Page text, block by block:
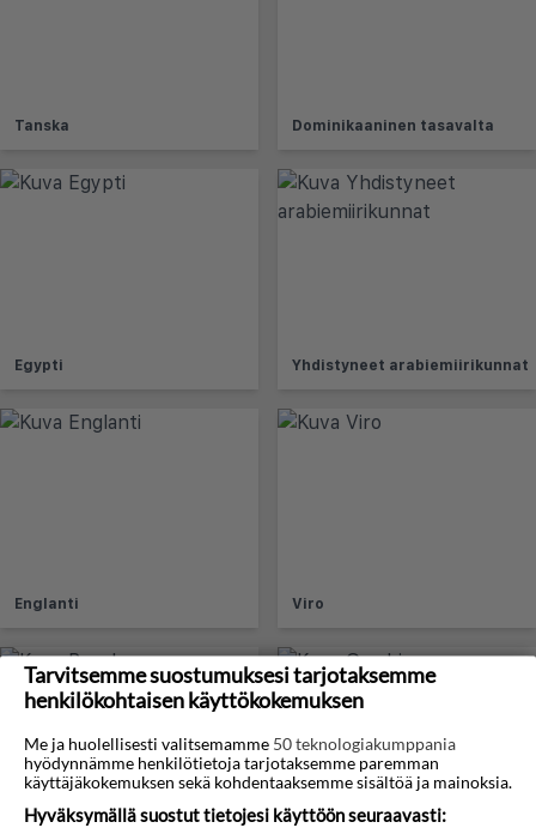
Tanska Dominikaaninen tasavalta
Egypti Yhdistyneet arabiemiirikunnat
Englanti Viro
Tarvitsemme suostumuksesi tarjotaksemme
henkilökohtaisen käyttökokemuksen
Me ja huolellisesti valitsemamme 50 teknologiakumppania
hyödynnämme henkilötietoja tarjotaksemme paremman
käyttäjäkokemuksen sekä kohdentaaksemme sisältöä ja mainoksia.
Hyväksymällä suostut tietojesi käyttöön seuraavasti: